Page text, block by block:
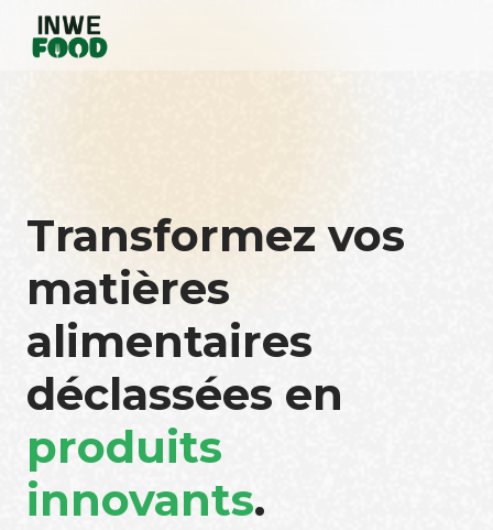
Transformez vos
matières
alimentaires
déclassées en
produits
innovants.